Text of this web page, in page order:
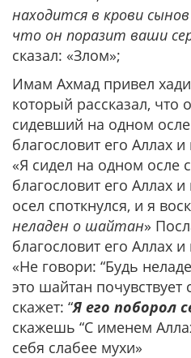
находится в крови
что он поразит ваши
сказал: «Злом»;
Имам Ахмад привел
который рассказал, что
сидевший на одном
благословит его Аллах и
«Я сидел на одном осле
благословит его Аллах и
осел споткнулся, и я
неладен о шайтан»
благословит его Аллах и
«Не говори: “Будь
это шайтан
скажет: “Я его поборол
скажешь “С именем
себя слабее мухи»